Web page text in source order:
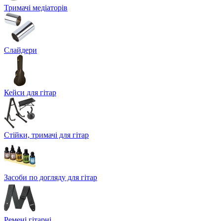
Тримачі медіаторів
Слайдери
Кейси для гітар
Стійки, тримачі для гітар
Засоби по догляду для гітар